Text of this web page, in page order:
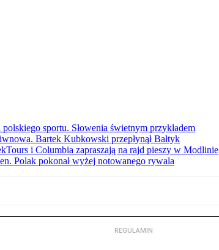
sportu. Słowenia świetnym przykładem
Bartek Kubkowski przepłynął Bałtyk
i Columbia zapraszają na rajd pieszy w Modlinie
Polak pokonał wyżej notowanego rywala
REGULAMIN